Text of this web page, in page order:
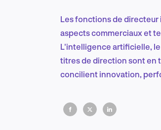
Les fonctions de directeur
aspects commerciaux et
L'intelligence artificielle,
titres de direction sont en
concilient innovation,